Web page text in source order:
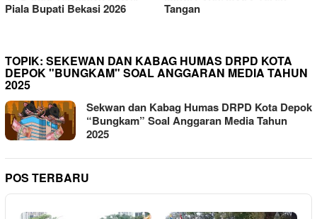
Tangan
Vol.2’ di Meikarta
TOPIK: SEKEWAN DAN KABAG HUMAS DRPD KOTA
DEPOK "BUNGKAM" SOAL ANGGARAN MEDIA TAHUN
2025
Sekwan dan Kabag Humas DRPD Kota Depok
“Bungkam” Soal Anggaran Media Tahun
2025
POS TERBARU